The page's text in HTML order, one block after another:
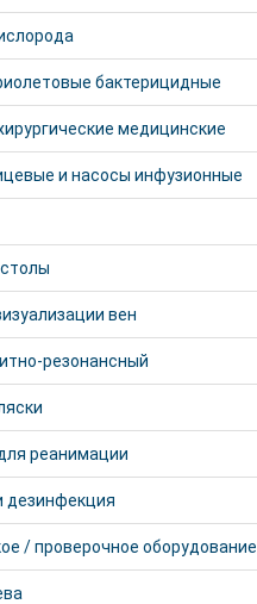
бактерицидные
медицинские
и насосы инфузионные
вен
резонансный
реанимации
дезинфекция
/ проверочное оборудование